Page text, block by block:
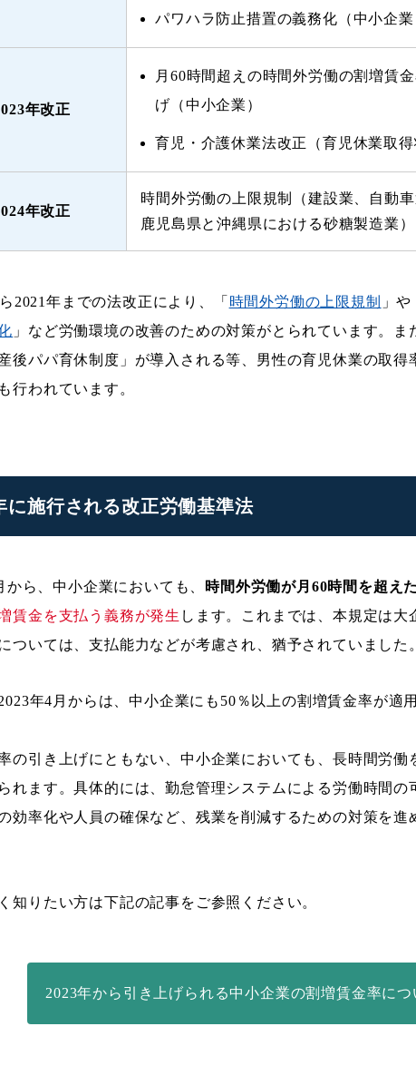
パワハラ防止措置の義務化（中小企業
年改正
月60時間超えの時間外労働の割増賃
げ（中小企業）
育児・介護休業法改正（育児休業取得
年改正
時間外労働の上限規制（建設業、自動車
鹿児島県と沖縄県における砂糖製造業）
2021年までの法改正により、「 時間外労働の上限規制 」や
」など労働環境の改善のための対策がとられています。ま
後パパ育休制度」が導入される等、男性の育児休業の取得
行われています。
に施行される改正労働基準法
から、中小企業においても、 時間外労働が月60時間を超え
賃金を支払う義務が発生 します。これまでは、本規定は大
ついては、支払能力などが考慮され、猶予されていました。
年4月からは、中小企業にも50％以上の割増賃金率が適
の引き上げにともない、中小企業においても、長時間労働
れます。具体的には、勤怠管理システムによる労働時間の
効率化や人員の確保など、残業を削減するための対策を進
知りたい方は下記の記事をご参照ください。
2023年から引き上げられる中小企業の割増賃金率につ